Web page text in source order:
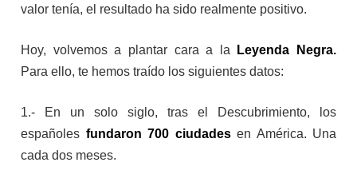
valor tenía, el resultado ha sido realmente positivo.
Hoy, volvemos a plantar cara a la
Leyenda Negra.
Para ello, te hemos traído los siguientes datos:
1.- En un solo siglo, tras el Descubrimiento, los
españoles fundaron 700 ciudadesen América. Una
cada dos meses.